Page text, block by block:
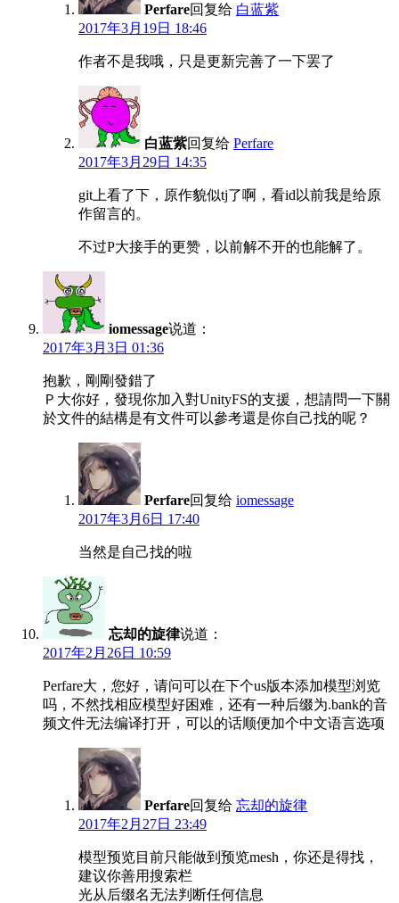
Perfare回复给 白蓝紫
2017年3月19日 18:46
作者不是我哦，只是更新完善了一下罢了
白蓝紫回复给 Perfare
2017年3月29日 14:35
git上看了下，原作貌似tj了啊，看id以前我是给原
作留言的。
不过P大接手的更赞，以前解不开的也能解了。
iomessage说道：
2017年3月3日 01:36
抱歉，剛剛發錯了
Ｐ大你好，發現你加入對UnityFS的支援，想請問一下關
於文件的結構是有文件可以參考還是你自己找的呢？
Perfare回复给 iomessage
2017年3月6日 17:40
当然是自己找的啦
忘却的旋律说道：
2017年2月26日 10:59
Perfare大，您好，请问可以在下个us版本添加模型浏览
吗，不然找相应模型好困难，还有一种后缀为.bank的音
频文件无法编译打开，可以的话顺便加个中文语言选项
Perfare回复给 忘却的旋律
2017年2月27日 23:49
模型预览目前只能做到预览mesh，你还是得找，
建议你善用搜索栏
光从后缀名无法判断任何信息